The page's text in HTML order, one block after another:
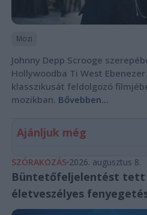
Mozi
Johnny Depp Scrooge
Hollywoodba Ti West
klasszikusát feldolgozó
mozikban. Bővebben...
Ajánljuk még
SZÓRAKOZÁS 2026. augusztus 8.
Büntetőfeljelentést tett
életveszélyes